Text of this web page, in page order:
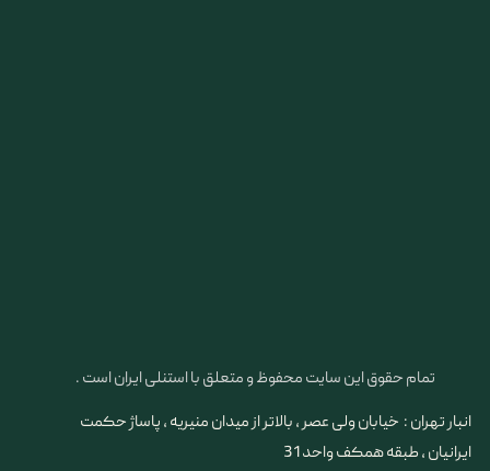
تمام حقوق این سایت محفوظ و متعلق با استنلی ایران است .
انبار تهران : خیابان ولی عصر ، بالاتر از میدان منیریه ، پاساژ حکمت
ایرانیان ، طبقه همکف واحد 31